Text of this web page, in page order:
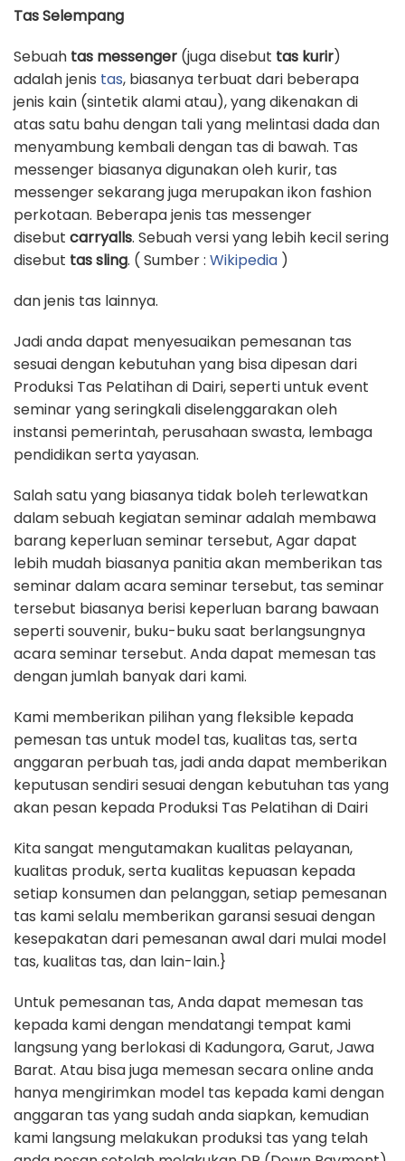
Tas Selempang
Sebuah tas messenger (juga disebut tas kurir)
adalah jenis tas, biasanya terbuat dari beberapa
jenis kain (sintetik alami atau), yang dikenakan di
atas satu bahu dengan tali yang melintasi dada dan
menyambung kembali dengan tas di bawah. Tas
messenger biasanya digunakan oleh kurir, tas
messenger sekarang juga merupakan ikon fashion
perkotaan. Beberapa jenis tas messenger
disebut carryalls. Sebuah versi yang lebih kecil sering
disebut tas sling. ( Sumber : Wikipedia )
dan jenis tas lainnya.
Jadi anda dapat menyesuaikan pemesanan tas
sesuai dengan kebutuhan yang bisa dipesan dari
Produksi Tas Pelatihan di Dairi, seperti untuk event
seminar yang seringkali diselenggarakan oleh
instansi pemerintah, perusahaan swasta, lembaga
pendidikan serta yayasan.
Salah satu yang biasanya tidak boleh terlewatkan
dalam sebuah kegiatan seminar adalah membawa
barang keperluan seminar tersebut, Agar dapat
lebih mudah biasanya panitia akan memberikan tas
seminar dalam acara seminar tersebut, tas seminar
tersebut biasanya berisi keperluan barang bawaan
seperti souvenir, buku-buku saat berlangsungnya
acara seminar tersebut. Anda dapat memesan tas
dengan jumlah banyak dari kami.
Kami memberikan pilihan yang fleksible kepada
pemesan tas untuk model tas, kualitas tas, serta
anggaran perbuah tas, jadi anda dapat memberikan
keputusan sendiri sesuai dengan kebutuhan tas yang
akan pesan kepada Produksi Tas Pelatihan di Dairi
Kita sangat mengutamakan kualitas pelayanan,
kualitas produk, serta kualitas kepuasan kepada
setiap konsumen dan pelanggan, setiap pemesanan
tas kami selalu memberikan garansi sesuai dengan
kesepakatan dari pemesanan awal dari mulai model
tas, kualitas tas, dan lain-lain.}
Untuk pemesanan tas, Anda dapat memesan tas
kepada kami dengan mendatangi tempat kami
langsung yang berlokasi di Kadungora, Garut, Jawa
Barat. Atau bisa juga memesan secara online anda
hanya mengirimkan model tas kepada kami dengan
anggaran tas yang sudah anda siapkan, kemudian
kami langsung melakukan produksi tas yang telah